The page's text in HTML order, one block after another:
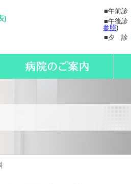
)
■午前診
■午後診
参照)
■夕 診